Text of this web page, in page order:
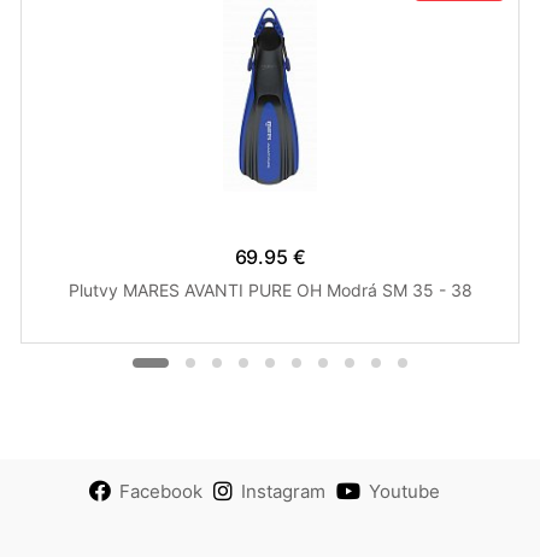
69.95 €
Plutvy MARES AVANTI PURE OH Modrá SM 35 - 38
Facebook Instagram Youtube